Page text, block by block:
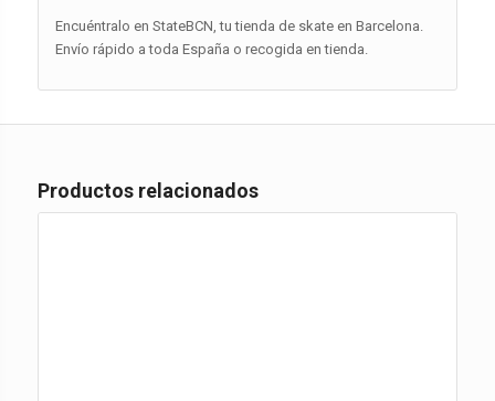
Encuéntralo en StateBCN, tu tienda de skate en Barcelona.
Envío rápido a toda España o recogida en tienda.
Productos relacionados